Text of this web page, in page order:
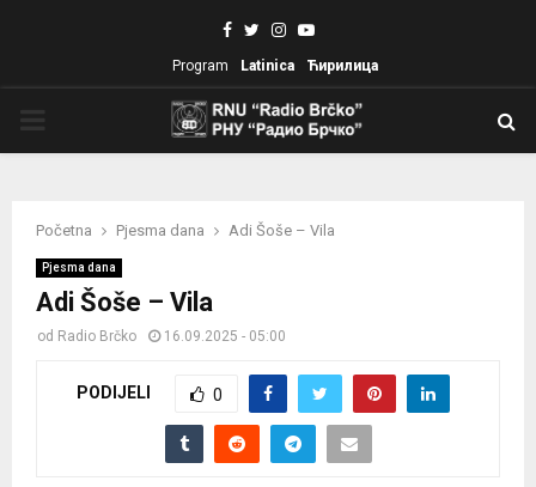
Facebook
TwitterInstagram
Youtube
Program Latinica Ћирилица
Početna Pjesma dana Adi Šoše – Vila
Pjesma dana
Adi Šoše – Vila
od Radio Brčko 16.09.2025 - 05:00
PODIJELI 0